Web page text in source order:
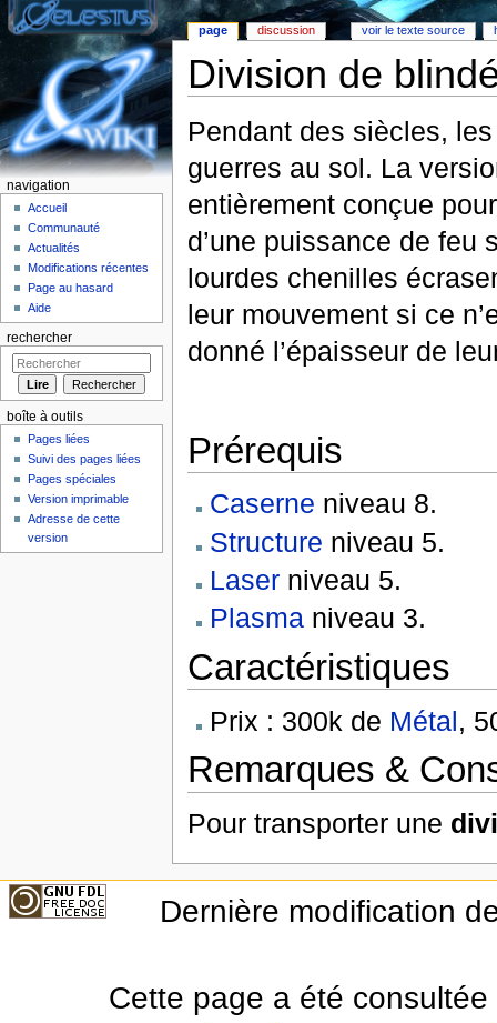
Division de
Pendant des siècles,
guerres au sol. La
entièrement conçue
d’une puissance de feu
lourdes chenilles
leur mouvement si ce
donné l’épaisseur de
Prérequis
Caserne niveau 8.
Structure niveau 5.
Laserniveau 5.
Plasmaniveau 3.
Caractéristiques
Prix : 300k de Métal,
Remarques &
Pour transporter une
page discussion voir le texte source
navigation
Accueil
Communauté
Actualités
Modifications récentes
Page au hasard
Aide
rechercher
boîte à outils
Pages liées
Suivi des pages liées
Pages spéciales
Version imprimable
Adresse de cette
version
Dernière modification
Cette page a été